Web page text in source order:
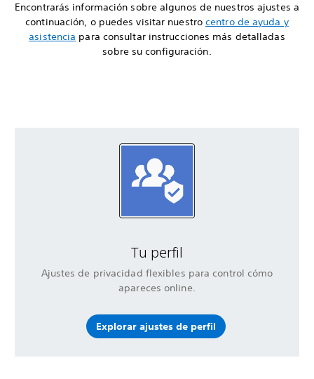
Encontrarás información sobre algunos de nuestros ajustes a
continuación, o puedes visitar nuestrocentro de ayuda y
asistencia para consultar instrucciones más detalladas
sobre su configuración.
Tu perfil
Ajustes de privacidad flexibles para control cómo
apareces online.
Explorar ajustes de perfil